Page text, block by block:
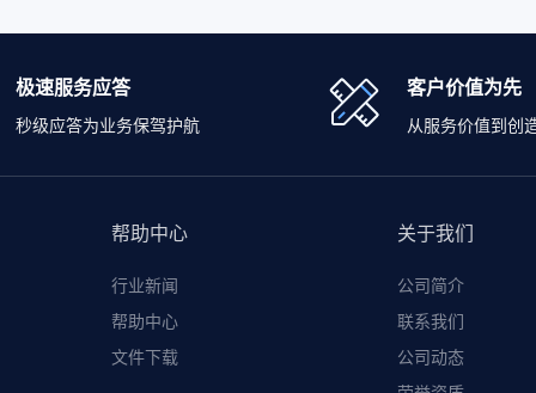
极速服务应答
秒级应答为业务保驾护航
客户价值为先
从服务价值到创
帮助中心
行业新闻
帮助中心
文件下载
关于我们
公司简介
联系我们
公司动态